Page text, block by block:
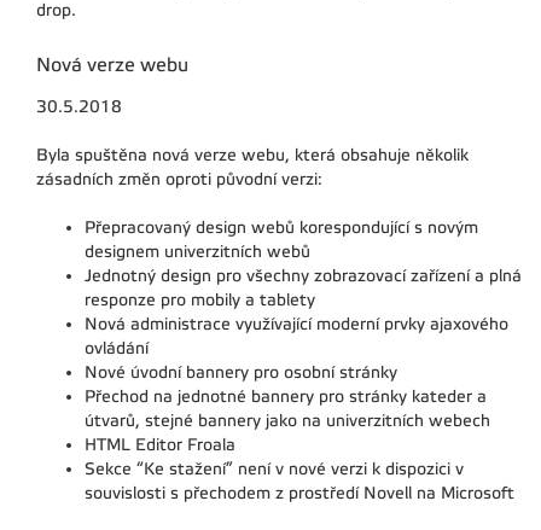
drop.
Nová verze webu
30.5.2018
Byla spuštěna nová verze webu, která obsahuje několik
zásadních změn oproti původní verzi:
Přepracovaný design webů korespondující s novým
designem univerzitních webů
Jednotný design pro všechny zobrazovací zařízení a plná
responze pro mobily a tablety
Nová administrace využívající moderní prvky ajaxového
ovládání
Nové úvodní bannery pro osobní stránky
Přechod na jednotné bannery pro stránky kateder a
útvarů, stejné bannery jako na univerzitních webech
HTML Editor Froala
Sekce “Ke stažení” není v nové verzi k dispozici v
souvislosti s přechodem z prostředí Novell na Microsoft